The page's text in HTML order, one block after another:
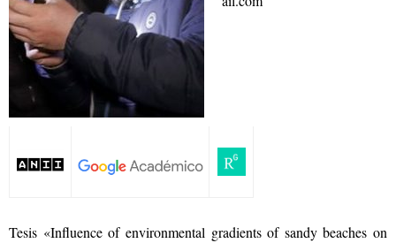
Tesis «Influence of environmental gradients of sandy beaches on